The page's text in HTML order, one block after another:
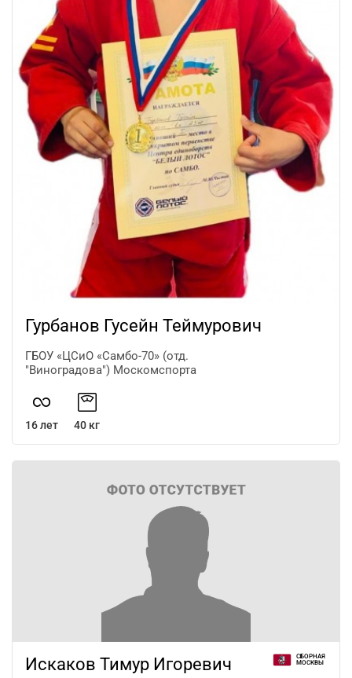
Гурбанов Гусейн Теймурович
ГБОУ «ЦСиО «Самбо-70» (отд.
"Виноградова") Москомспорта
16 лет 40 кг
Искаков Тимур Игоревич
СБОРНАЯ
МОСКВЫ